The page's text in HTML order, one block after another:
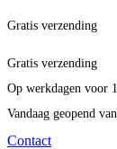
Gratis verzending
Gratis verzending
Op werkdagen voor
Vandaag geopend
Contact